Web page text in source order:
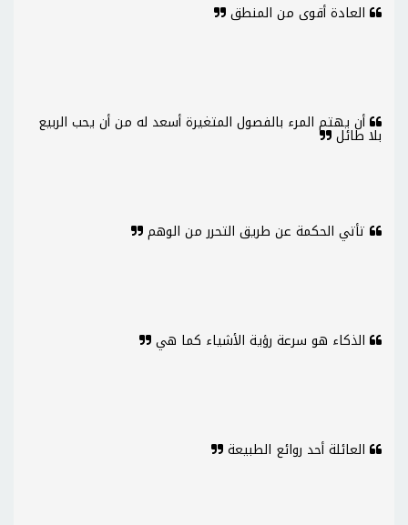
العادة أقوى من المنطق
أن يهتم المرء بالفصول المتغيرة أسعد له من أن يحب الربيع
بلا طائل
تأتي الحكمة عن طريق التحرر من الوهم
الذكاء هو سرعة رؤية الأشياء كما هي
العائلة أحد روائع الطبيعة